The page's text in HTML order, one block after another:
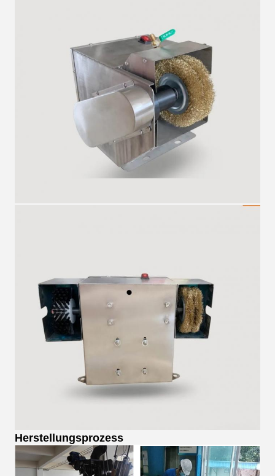
Herstellungsprozess